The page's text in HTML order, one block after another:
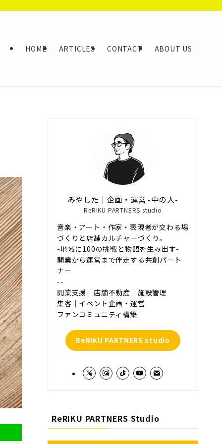
HOME ARTICLES CONTACT ABOUT US
みやした｜企画・運営 -中の人-
ReRIKU PARTNERS studio
音楽・アート・作家・表現者が交わる場
づくりと店舗カルチャーづくり。
-地域に100の挑戦と物語を生み出す-
開業から運営まで伴走する共創パート
ナー
--
開業支援｜店舗不動産｜施設管理
集客｜イベント企画・運営
ファンコミュニティ構築
ReRIKU PARTNERS studio
ReRIKU PARTNERS Studio